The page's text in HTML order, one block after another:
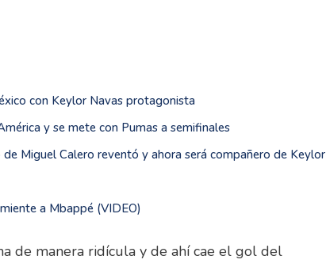
con Keylor Navas protagonista
y se mete con Pumas a semifinales
Miguel Calero reventó y ahora será compañero de Keylor
a Mbappé (VIDEO)
de manera ridícula y de ahí cae el gol del